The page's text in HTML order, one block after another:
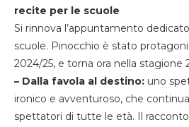
recite per le scuole
Si rinnova l’appuntamento
scuole. Pinocchio è stato
2024/25, e torna ora nella stagione
– Dalla favola al destino: uno
ironico e avventuroso, che
spettatori di tutte le età. Il racconto